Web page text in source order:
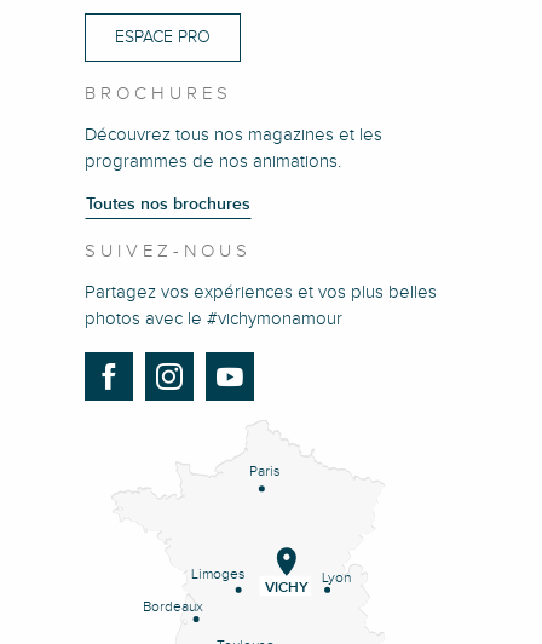
ESPACE PRO
BROCHURES
Découvrez tous nos magazines et les
programmes de nos animations.
Toutes nos brochures
SUIVEZ-NOUS
Partagez vos expériences et vos plus belles
photos avec le #vichymonamour
Paris
Lyon
Limoges
Bordeaux
VICHY